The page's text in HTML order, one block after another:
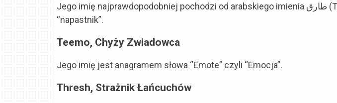
Jego imię najprawdopodobniej pochodzi od arabskiego imienia طارق (Tarik), co oznacza
“napastnik”.
Teemo, Chyży Zwiadowca
Jego imię jest anagramem słowa “Emote” czyli “Emocja”.
Thresh, Strażnik Łańcuchów